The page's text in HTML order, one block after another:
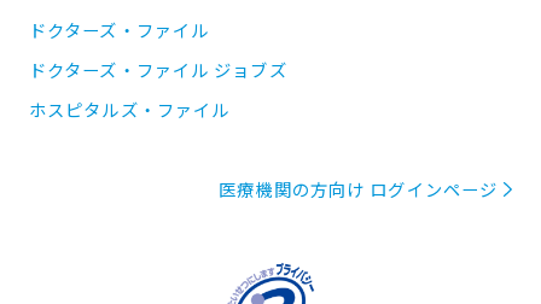
ドクターズ・ファイル
ドクターズ・ファイル ジョブズ
ホスピタルズ・ファイル
医療機関の方向け ログインページ